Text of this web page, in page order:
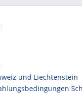
und Liechtenstein